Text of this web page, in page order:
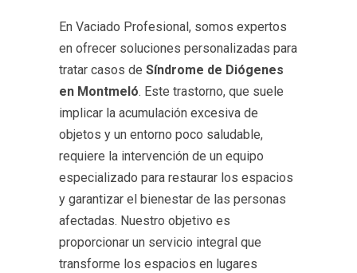
En Vaciado Profesional, somos expertos
en ofrecer soluciones personalizadas para
tratar casos de Síndrome de Diógenes
en Montmeló. Este trastorno, que suele
implicar la acumulación excesiva de
objetos y un entorno poco saludable,
requiere la intervención de un equipo
especializado para restaurar los espacios
y garantizar el bienestar de las personas
afectadas. Nuestro objetivo es
proporcionar un servicio integral que
transforme los espacios en lugares